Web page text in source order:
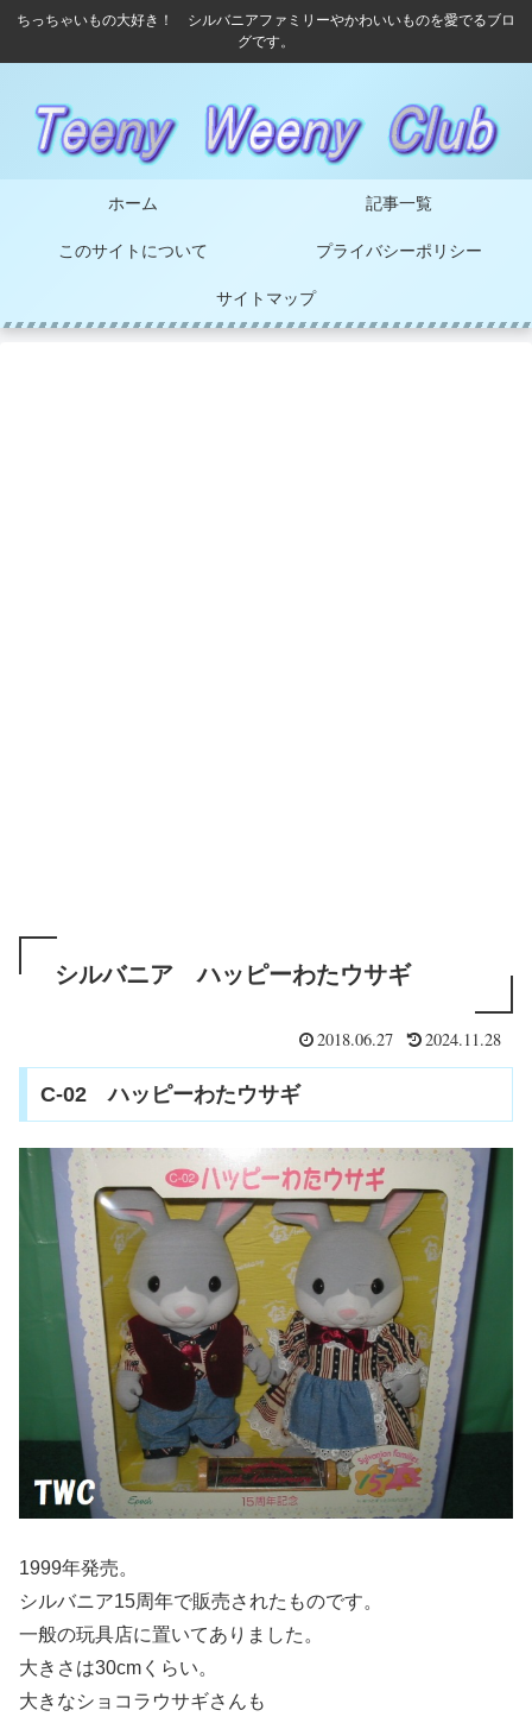
ちっちゃいもの大好き！ シルバニアファミリーやかわいいものを愛でるブロ
グです。
ホーム 記事一覧
このサイトについて プライバシーポリシー
サイトマップ
シルバニア ハッピーわたウサギ
2018.06.27 2024.11.28
C-02 ハッピーわたウサギ
1999年発売。
シルバニア15周年で販売されたものです。
一般の玩具店に置いてありました。
大きさは30cmくらい。
大きなショコラウサギさんも